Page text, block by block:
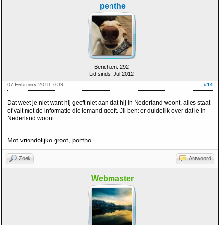
penthe
Berichten: 292
Lid sinds: Jul 2012
#14
07 February 2018, 0:39
Dat weet je niet want hij geeft niet aan dat hij in Nederland woont, alles staat
of valt met de informatie die iemand geeft. Jij bent er duidelijk over dat je in
Nederland woont.
Met vriendelijke groet, penthe
Zoek Antwoord
Webmaster